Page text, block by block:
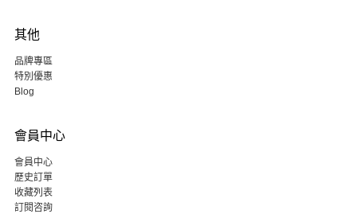
其他
品牌專區
特別優惠
Blog
會員中心
會員中心
歷史訂單
收藏列表
訂閱咨詢